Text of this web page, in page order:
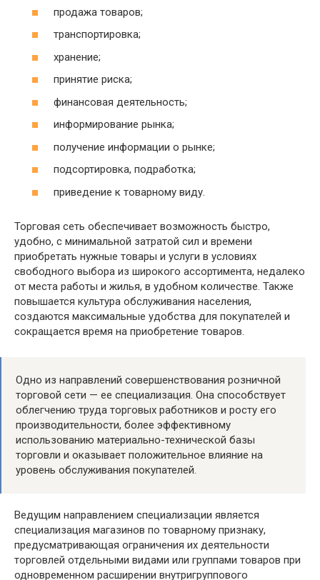
продажа товаров;
транспортировка;
хранение;
принятие риска;
финансовая деятельность;
информирование рынка;
получение информации о рынке;
подсортировка, подработка;
приведение к товарному виду.
Торговая сеть обеспечивает возможность быстро,
удобно, с минимальной затратой сил и времени
приобретать нужные товары и услуги в условиях
свободного выбора из широкого ассортимента, недалеко
от места работы и жилья, в удобном количестве. Также
повышается культура обслуживания населения,
создаются максимальные удобства для покупателей и
сокращается время на приобретение товаров.
Одно из направлений совершенствования розничной
торговой сети — ее специализация. Она способствует
облегчению труда торговых работников и росту его
производительности, более эффективному
использованию материально-технической базы
торговли и оказывает положительное влияние на
уровень обслуживания покупателей.
Ведущим направлением специализации является
специализация магазинов по товарному признаку,
предусматривающая ограничения их деятельности
торговлей отдельными видами или группами товаров при
одновременном расширении внутригруппового